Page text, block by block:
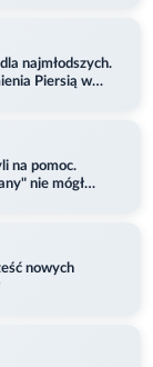
najmłodszych.
Piersią w
na pomoc.
nie mógł
nowych